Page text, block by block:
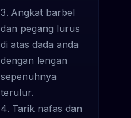
Angkat barbel
dan pegang lurus
di atas dada anda
dengan lengan
sepenuhnya
terulur.
Tarik nafas dan